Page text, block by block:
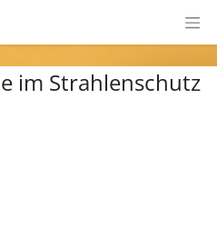
im Strahlenschutz